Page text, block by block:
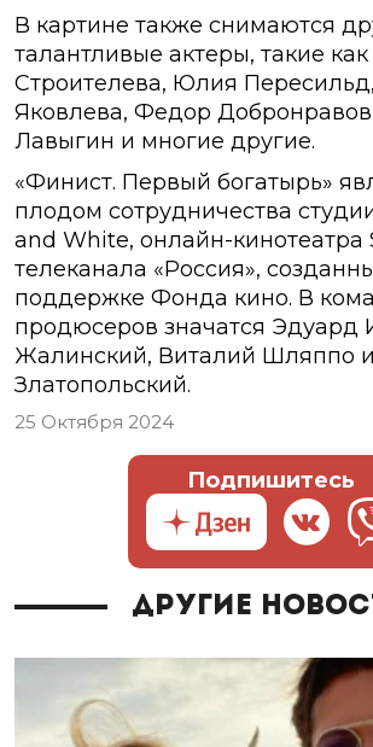
В картине также снимаются
талантливые актеры, такие
Строителева, Юлия
Яковлева, Федор
Лавыгин и многие другие.
«Финист. Первый богатырь»
плодом сотрудничества
and White, онлайн-кинотеатра
телеканала «Россия»,
поддержке Фонда кино. В
продюсеров значатся Эдуард
Жалинский, Виталий Шляппо
Златопольский.
25 Октября 2024
Подпишитесь
Другие